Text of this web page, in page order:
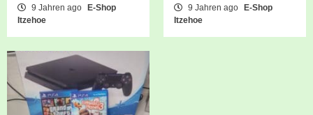
9 Jahren ago
E-Shop
Itzehoe
9 Jahren ago
E-Shop
Itzehoe